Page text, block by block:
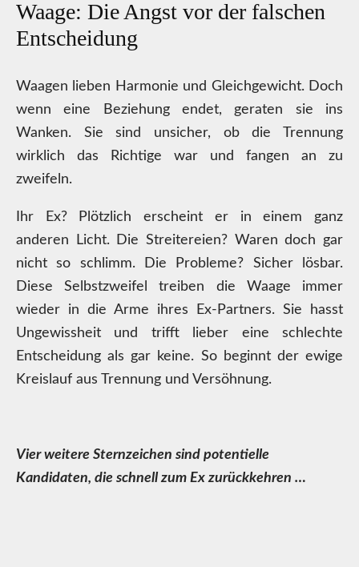
Waage: Die Angst vor der falschen
Entscheidung
Waagen lieben Harmonie und Gleichgewicht. Doch
wenn eine Beziehung endet, geraten sie ins
Wanken. Sie sind unsicher, ob die Trennung
wirklich das Richtige war und fangen an zu
zweifeln.
Ihr Ex? Plötzlich erscheint er in einem ganz
anderen Licht. Die Streitereien? Waren doch gar
nicht so schlimm. Die Probleme? Sicher lösbar.
Diese Selbstzweifel treiben die Waage immer
wieder in die Arme ihres Ex-Partners. Sie hasst
Ungewissheit und trifft lieber eine schlechte
Entscheidung als gar keine. So beginnt der ewige
Kreislauf aus Trennung und Versöhnung.
Vier weitere Sternzeichen sind potentielle
Kandidaten, die schnell zum Ex zurückkehren …